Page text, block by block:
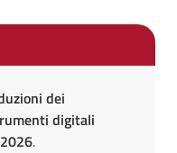
dei
digitali
.